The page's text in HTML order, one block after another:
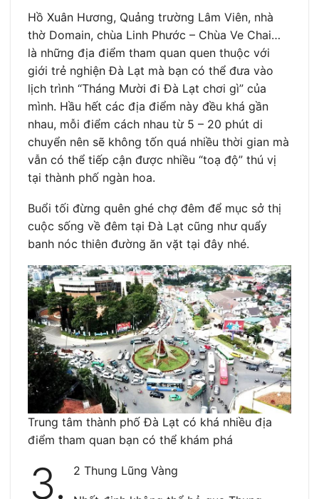
Hồ Xuân Hương, Quảng trường Lâm Viên, nhà
thờ Domain, chùa Linh Phước – Chùa Ve Chai…
là những địa điểm tham quan quen thuộc với
giới trẻ nghiện Đà Lạt mà bạn có thể đưa vào
lịch trình “Tháng Mười đi Đà Lạt chơi gì” của
mình. Hầu hết các địa điểm này đều khá gần
nhau, mỗi điểm cách nhau từ 5 – 20 phút di
chuyển nên sẽ không tốn quá nhiều thời gian mà
vẫn có thể tiếp cận được nhiều “toạ độ” thú vị
tại thành phố ngàn hoa.
Buổi tối đừng quên ghé chợ đêm để mục sở thị
cuộc sống về đêm tại Đà Lạt cũng như quẩy
banh nóc thiên đường ăn vặt tại đây nhé.
Trung tâm thành phố Đà Lạt có khá nhiều địa
điểm tham quan bạn có thể khám phá
3. 2 Thung Lũng Vàng